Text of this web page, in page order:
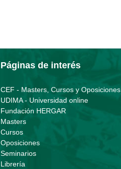
Páginas de interés
CEF - Masters, Cursos y Oposiciones
UDIMA - Universidad online
Fundación HERGAR
Masters
Cursos
Oposiciones
Seminarios
Librería